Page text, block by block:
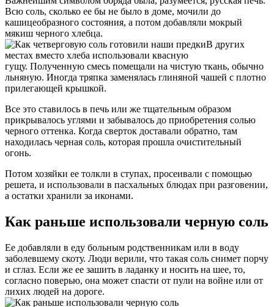
Всю соль, сколько ее бы не было в доме, мочили до
кашицеобразного состояния, а потом добавляли мокрый
мякиш черного хлебца.
В других
местах вместо хлеба использовали квасную
гущу. Полученную смесь помещали на чистую ткань, обычно
льняную. Иногда тряпка заменялась глиняной чашей с плотно
прилегающей крышкой.
Все это ставилось в печь или же тщательным образом
прикрывалось углями и забывалось до приобретения солью
черного оттенка. Когда сверток доставали обратно, там
находилась черная соль, которая прошла очистительный
огонь.
Потом хозяйки ее толкли в ступах, просеивали с помощью
решета, и использовали в пасхальных блюдах при разговении,
а остатки хранили за иконами.
Как раньше использовали черную соль
Ее добавляли в еду больным родственникам или в воду
заболевшему скоту. Люди верили, что такая соль снимет порчу
и сглаз. Если же ее зашить в ладанку и носить на шее, то,
согласно поверью, она может спасти от пули на войне или от
лихих людей на дороге.